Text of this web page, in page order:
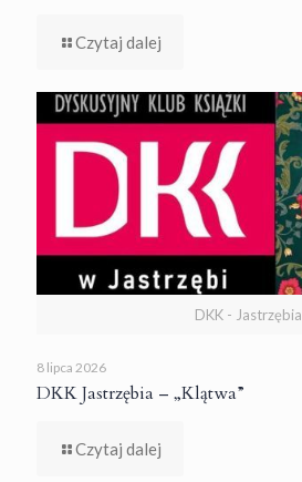
Czytaj dalej
DKK - Jastrzębia
8 lipca 2026
DKK Jastrzębia – „Klątwa”
Czytaj dalej